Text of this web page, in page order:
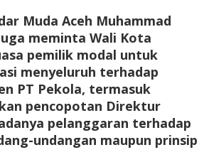
Muda Aceh Muhammad
meminta Wali Kota
pemilik modal untuk
menyeluruh terhadap
PT Pekola, termasuk
pencopotan Direktur
pelanggaran terhadap
undangan maupun prinsip